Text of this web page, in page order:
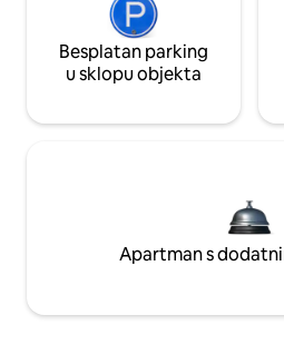
Besplatan parking
u sklopu objekta
Apartman s